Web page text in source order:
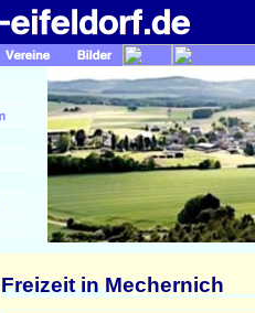
Freizeit in Mechernich